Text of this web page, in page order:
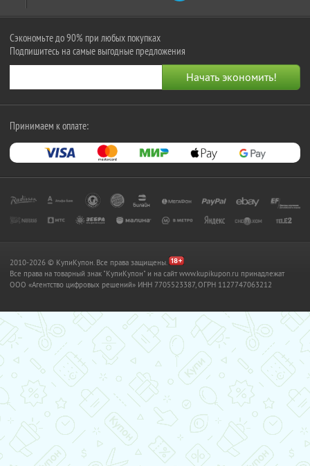
Сэкономьте до 90% при любых покупках
Подпишитесь на самые выгодные предложения
Принимаем к оплате:
2010-2026 © КупиКупон. Все права защищены.
Все права на товарный знак "КупиКупон" и на сайт www.kupikupon.ru принадлежат
OOO «Агентство цифровых решений» ИНН 7705523387, ОГРН 1127747063212